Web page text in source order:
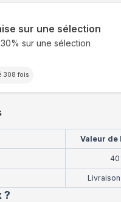
sur une sélection
sur une sélection
308 fois
Valeur de
?